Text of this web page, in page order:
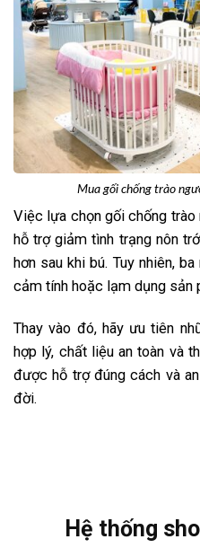
Mua gối chống trào
Việc lựa chọn gối chống
hỗ trợ giảm tình trạng nôn
hơn sau khi bú. Tuy nhiên,
cảm tính hoặc lạm dụng sản
Thay vào đó, hãy ưu tiên
hợp lý, chất liệu an toàn và
được hỗ trợ đúng cách và
đời.
Hệ thống